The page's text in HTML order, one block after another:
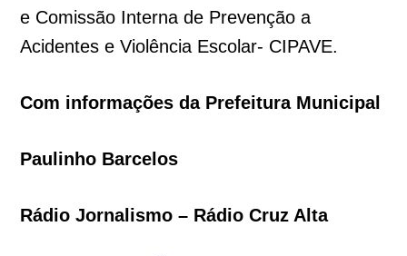
e Comissão Interna de Prevenção a
Acidentes e Violência Escolar- CIPAVE.
Com informações da Prefeitura Municipal
Paulinho Barcelos
Rádio Jornalismo – Rádio Cruz Alta